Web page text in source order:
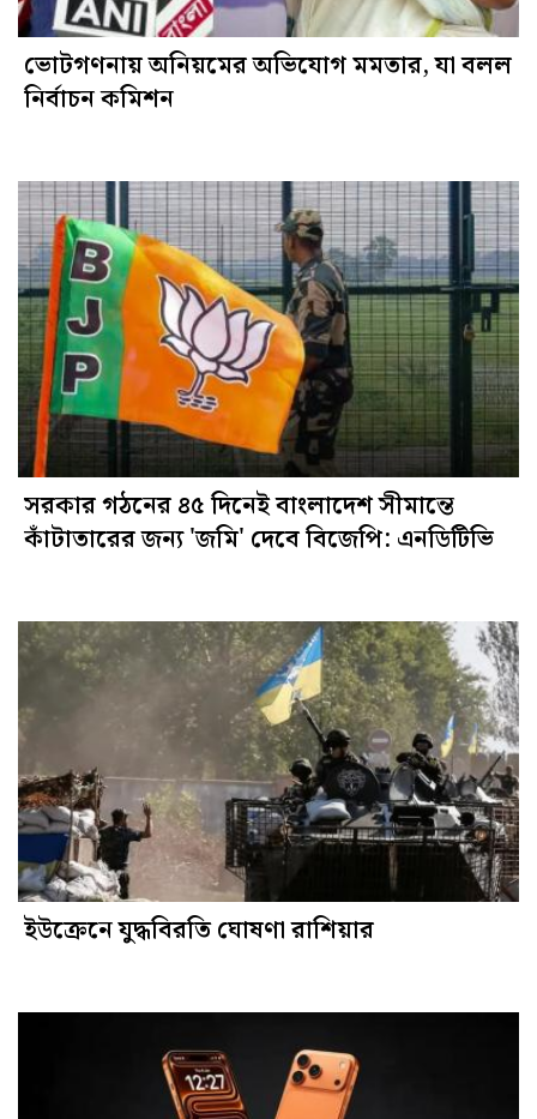
ভোটগণনায় অনিয়মের অভিযোগ মমতার, যা বলল
নির্বাচন কমিশন
সরকার গঠনের ৪৫ দিনেই বাংলাদেশ সীমান্তে
কাঁটাতারের জন্য 'জমি' দেবে বিজেপি: এনডিটিভি
ইউক্রেনে যুদ্ধবিরতি ঘোষণা রাশিয়ার